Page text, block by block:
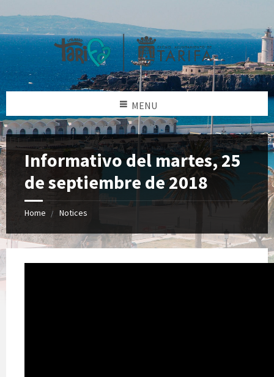
MENU
Informativo del martes, 25
de septiembre de 2018
Home Notices